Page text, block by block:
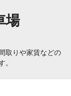
場
取りや家賃などの
。